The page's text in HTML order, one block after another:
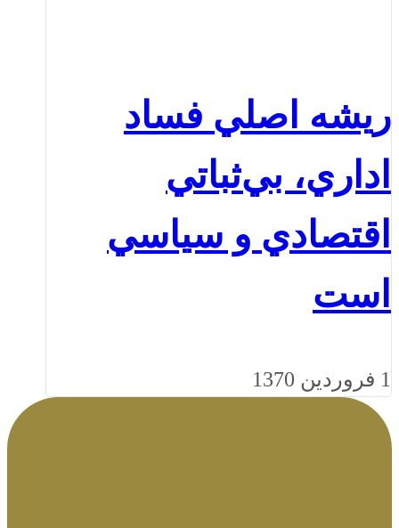
ريشه اصلي فساد
اداري، بي‌ثباتي
اقتصادي و سياسي
است
1 فروردین 1370